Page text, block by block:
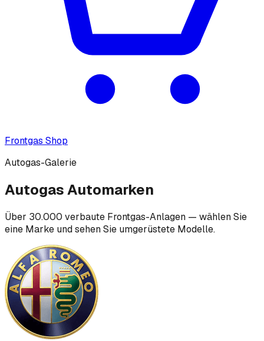
Frontgas Shop
Autogas-Galerie
Autogas Automarken
Über 30.000 verbaute Frontgas-Anlagen — wählen Sie
eine Marke und sehen Sie umgerüstete Modelle.